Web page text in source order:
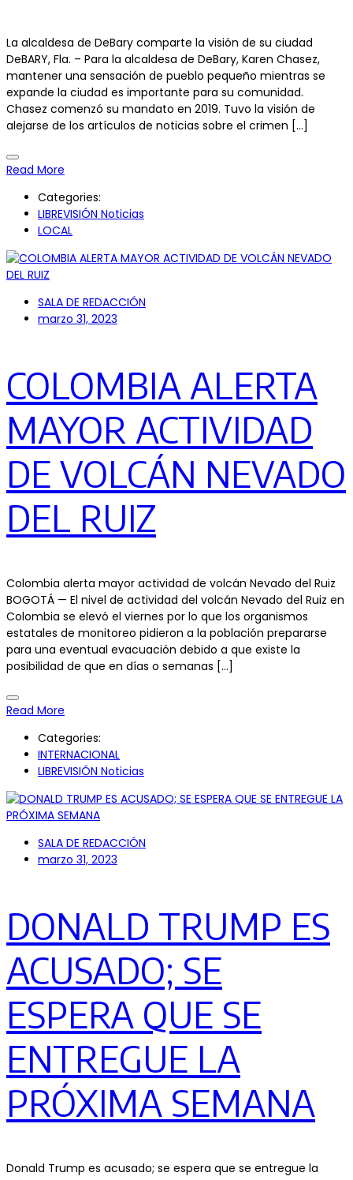
La alcaldesa de DeBary comparte la visión de su ciudad
DeBARY, Fla. – Para la alcaldesa de DeBary, Karen Chasez,
mantener una sensación de pueblo pequeño mientras se
expande la ciudad es importante para su comunidad.
Chasez comenzó su mandato en 2019. Tuvo la visión de
alejarse de los artículos de noticias sobre el crimen […]
Read More
Categories:
LIBREVISIÓN Noticias
LOCAL
SALA DE REDACCIÓN
marzo 31, 2023
COLOMBIA ALERTA
MAYOR ACTIVIDAD
DE VOLCÁN NEVADO
DEL RUIZ
Colombia alerta mayor actividad de volcán Nevado del Ruiz
BOGOTÁ — El nivel de actividad del volcán Nevado del Ruiz en
Colombia se elevó el viernes por lo que los organismos
estatales de monitoreo pidieron a la población prepararse
para una eventual evacuación debido a que existe la
posibilidad de que en días o semanas […]
Read More
Categories:
INTERNACIONAL
LIBREVISIÓN Noticias
SALA DE REDACCIÓN
marzo 31, 2023
DONALD TRUMP ES
ACUSADO; SE
ESPERA QUE SE
ENTREGUE LA
PRÓXIMA SEMANA
Donald Trump es acusado; se espera que se entregue la